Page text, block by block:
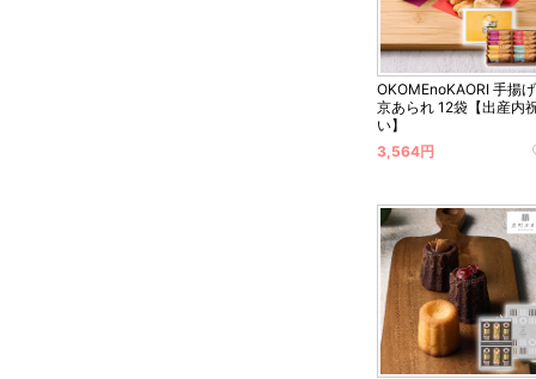
OKOMEnoKAORI 手揚げ
京あられ 12袋【出産内
い】
3,564円